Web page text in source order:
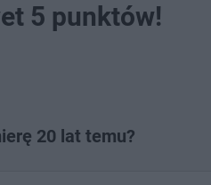
5 punktów!
20 lat temu?